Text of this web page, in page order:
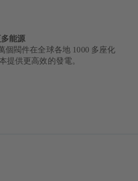
能源
個閥件在全球各地 1000 多座化
提供更高效的發電。